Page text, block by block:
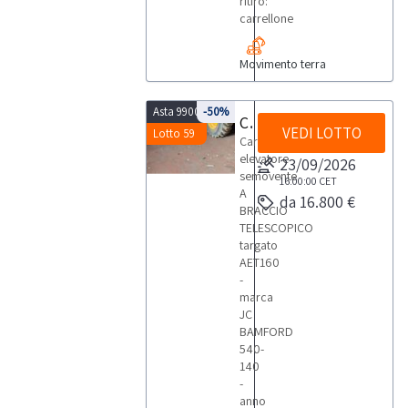
carrellone
Movimento terra
Asta 9900
Lotto 59
-50%
Carrello elevatore semovente JC
Carrello
elevatore
semovente
A
BRACCIO
TELESCOPICO
targato
AET160
-
marca
JC
BAMFORD
540-
140
-
anno
VEDI LOTTO
23/09/2026
16:00:00 CET
da 16.800 €